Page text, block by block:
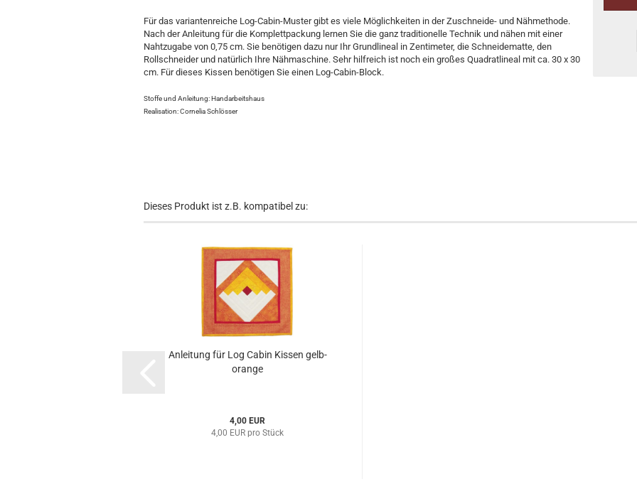
Für das variantenreiche Log-Cabin-Muster gibt es viele Möglichkeiten in der Zuschneide- und Nähmethode.
Nach der Anleitung für die Komplettpackung lernen Sie die ganz traditionelle Technik und nähen mit einer
Nahtzugabe von 0,75 cm. Sie benötigen dazu nur Ihr Grundlineal in Zentimeter, die Schneidematte, den
Rollschneider und natürlich Ihre Nähmaschine. Sehr hilfreich ist noch ein großes Quadratlineal mit ca. 30 x 30
cm. Für dieses Kissen benötigen Sie einen Log-Cabin-Block.
Stoffe und Anleitung: Handarbeitshaus
Realisation: Cornelia Schlösser
Dieses Produkt ist z.B. kompatibel zu:
Anleitung für Log Cabin Kissen gelb-
orange
4,00 EUR
4,00 EUR pro Stück